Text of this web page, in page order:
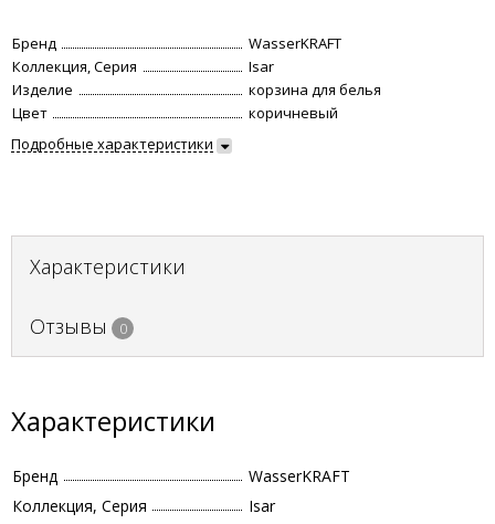
Бренд
WasserKRAFT
Коллекция, Серия
Isar
Изделие
корзина для белья
Цвет
коричневый
Подробные характеристики
Характеристики
Отзывы 0
Характеристики
Бренд
WasserKRAFT
Коллекция, Серия
Isar